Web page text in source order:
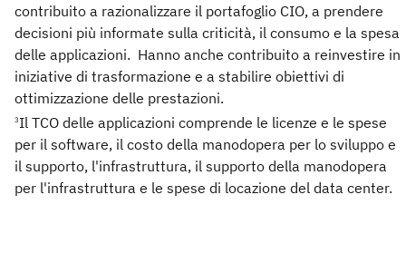
contribuito a razionalizzare il portafoglio CIO, a prendere
decisioni più informate sulla criticità, il consumo e la spesa
delle applicazioni. Hanno anche contribuito a reinvestire in
iniziative di trasformazione e a stabilire obiettivi di
ottimizzazione delle prestazioni.
3 Il TCO delle applicazioni comprende le licenze e le spese
per il software, il costo della manodopera per lo sviluppo e
il supporto, l'infrastruttura, il supporto della manodopera
per l'infrastruttura e le spese di locazione del data center.